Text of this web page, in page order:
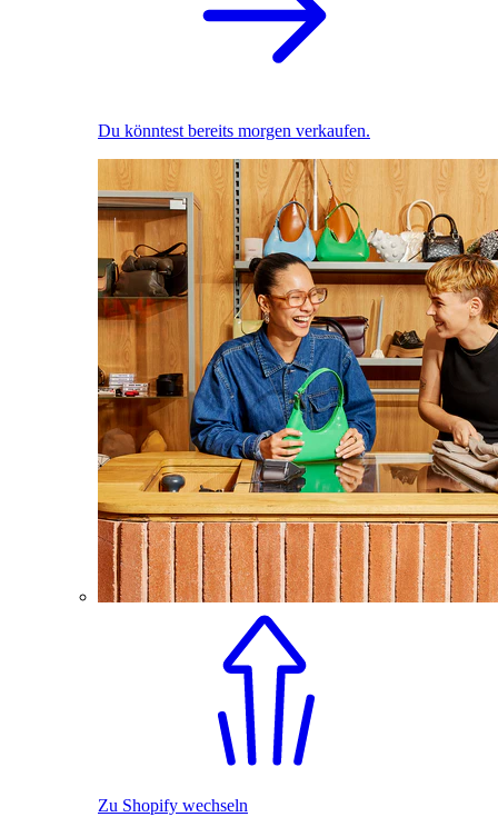
Du könntest bereits morgen verkaufen.
Zu Shopify wechseln